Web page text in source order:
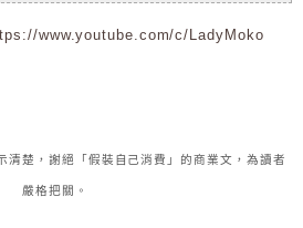
www.youtube.com/c/LadyMoko
清楚，謝絕「假裝自己消費」的商業文，為讀者
嚴格把關。